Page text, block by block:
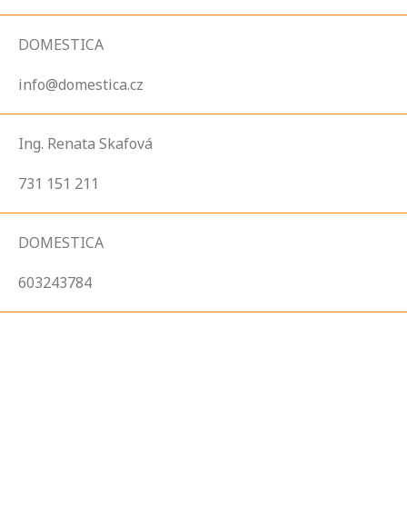
DOMESTICA
info@domestica.cz
Ing. Renata Skafová
731 151 211
DOMESTICA
603243784